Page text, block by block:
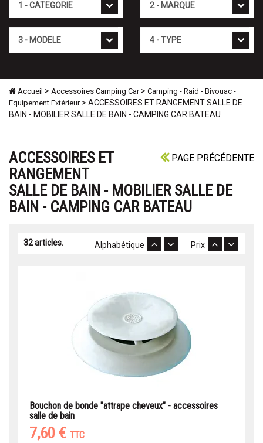
Accueil > Accessoires Camping Car> Camping - Raid - Bivouac -
Equipement Extérieur> ACCESSOIRES ET RANGEMENT SALLE DE
BAIN - MOBILIER SALLE DE BAIN - CAMPING CAR BATEAU
PAGE PRÉCÉDENTE
ACCESSOIRES ET
RANGEMENT
SALLE DE BAIN - MOBILIER SALLE DE
BAIN - CAMPING CAR BATEAU
32 articles. Prix
Alphabétique
Bouchon de bonde "attrape cheveux" - accessoires
salle de bain
7,60 € TTC